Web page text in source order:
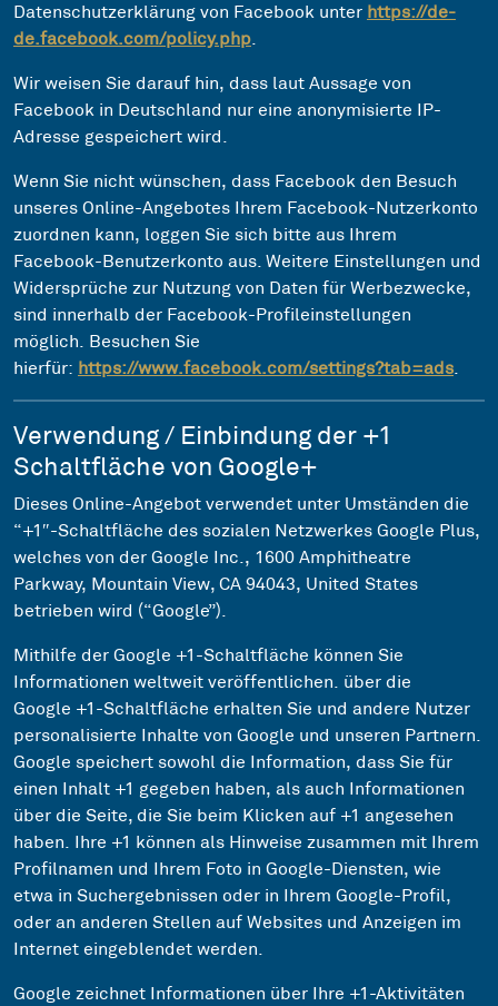
Datenschutzerklärung von Facebook unter https://de-
de.facebook.com/policy.php.
Wir weisen Sie darauf hin, dass laut Aussage von
Facebook in Deutschland nur eine anonymisierte IP-
Adresse gespeichert wird.
Wenn Sie nicht wünschen, dass Facebook den Besuch
unseres Online-Angebotes Ihrem Facebook-Nutzerkonto
zuordnen kann, loggen Sie sich bitte aus Ihrem
Facebook-Benutzerkonto aus. Weitere Einstellungen und
Widersprüche zur Nutzung von Daten für Werbezwecke,
sind innerhalb der Facebook-Profileinstellungen
möglich. Besuchen Sie
hierfür: https://www.facebook.com/settings?tab=ads.
Verwendung / Einbindung der +1
Schaltfläche von Google+
Dieses Online-Angebot verwendet unter Umständen die
“+1″-Schaltfläche des sozialen Netzwerkes Google Plus,
welches von der Google Inc., 1600 Amphitheatre
Parkway, Mountain View, CA 94043, United States
betrieben wird (“Google”).
Mithilfe der Google +1-Schaltfläche können Sie
Informationen weltweit veröffentlichen. über die
Google +1-Schaltfläche erhalten Sie und andere Nutzer
personalisierte Inhalte von Google und unseren Partnern.
Google speichert sowohl die Information, dass Sie für
einen Inhalt +1 gegeben haben, als auch Informationen
über die Seite, die Sie beim Klicken auf +1 angesehen
haben. Ihre +1 können als Hinweise zusammen mit Ihrem
Profilnamen und Ihrem Foto in Google-Diensten, wie
etwa in Suchergebnissen oder in Ihrem Google-Profil,
oder an anderen Stellen auf Websites und Anzeigen im
Internet eingeblendet werden.
Google zeichnet Informationen über Ihre +1-Aktivitäten